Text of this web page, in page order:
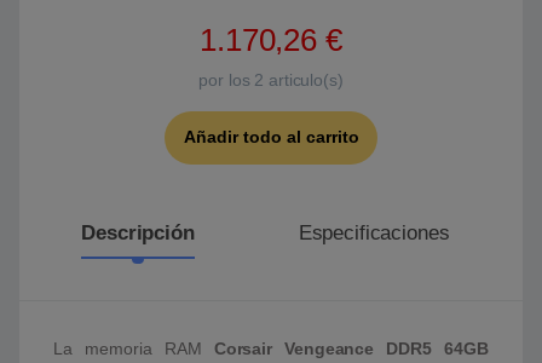
1.170,26 €
por los 2 articulo(s)
Añadir todo al carrito
Descripción Especificaciones
La memoria RAM Corsair Vengeance DDR5 64GB